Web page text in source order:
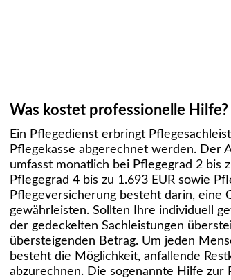
Was kostet professionelle Hilfe?
Ein Pflegedienst erbringt
Pflegekasse abgerechnet werden. Der
umfasst monatlich bei Pflegegrad 2 bis
Pflegegrad 4 bis zu 1.693 EUR sowie
Pflegeversicherung besteht darin, eine
gewährleisten. Sollten Ihre individuell
der gedeckelten Sachleistungen
übersteigenden Betrag. Um jeden
besteht die Möglichkeit, anfallende
abzurechnen. Die sogenannte Hilfe zur